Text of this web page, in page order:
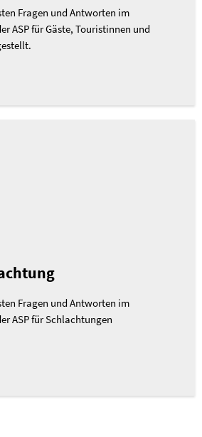
Fragen und Antworten im
ASP für Gäste, Touristinnen und
Fragen und Antworten im
ASP für Schlachtungen